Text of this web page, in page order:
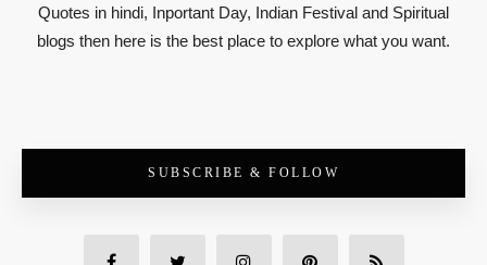
Quotes in hindi, Inportant Day, Indian Festival and Spiritual
blogs then here is the best place to explore what you want.
SUBSCRIBE & FOLLOW